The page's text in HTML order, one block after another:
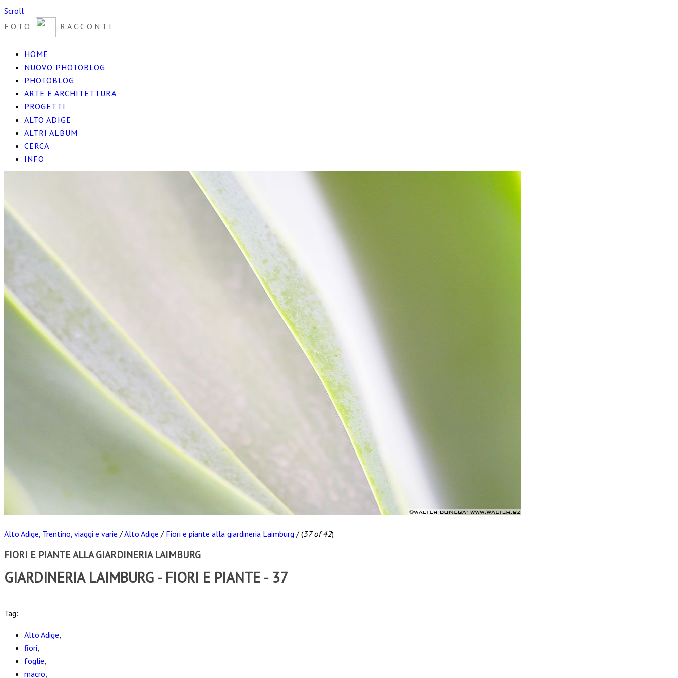
Scroll
FOTO
RACCONTI
HOME
NUOVO PHOTOBLOG
PHOTOBLOG
ARTE E ARCHITETTURA
PROGETTI
ALTO ADIGE
ALTRI ALBUM
CERCA
INFO
Alto Adige, Trentino, viaggi e varie /Alto Adige / Fiori e piante alla giardineria Laimburg / (37 of 42)
FIORI E PIANTE ALLA GIARDINERIA LAIMBURG
GIARDINERIA LAIMBURG - FIORI E PIANTE - 37
Tag:
Alto Adige,
fiori,
foglie,
macro,